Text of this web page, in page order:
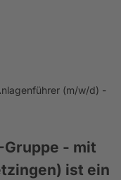
(m/w/d) -
Gruppe - mit
ist ein